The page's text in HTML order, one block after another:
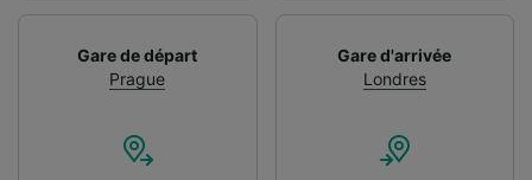
Gare de départ
Prague
Gare d'arrivée
Londres